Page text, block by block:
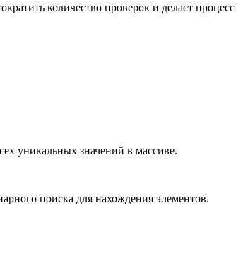
количество проверок и делает процесс
уникальных значений в массиве.
поиска для нахождения элементов.